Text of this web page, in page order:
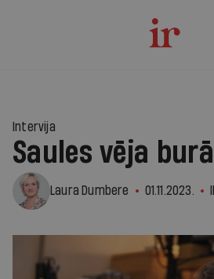
Intervija
Saules vēja
Laura Dumbere 01.11.2023.